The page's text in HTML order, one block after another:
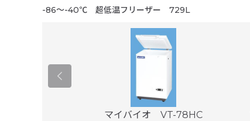
-86～-40℃ 超低温フリーザー 729L
マイバイオ VT-78HC